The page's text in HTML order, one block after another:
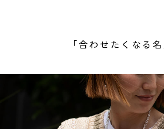
「合わせたくなる名